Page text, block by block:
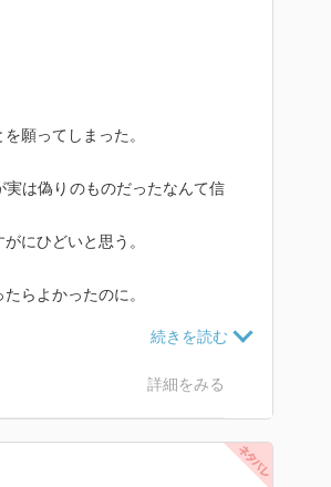
願ってしまった。
は偽りのものだったなんて信
にひどいと思う。
らよかったのに。
のようだし、他のラノベなら
詳細をみる